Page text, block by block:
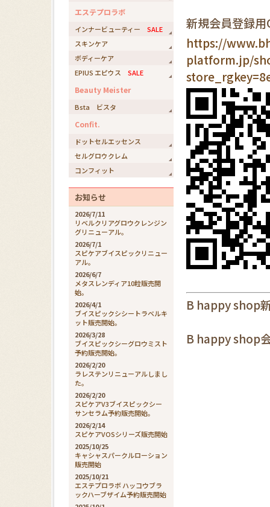
エステプロラボ
インナービューティー SALE
スキンケア
ボディーケア
EPIUS エピウス SALE
Beauty Meister
Bsta ビスタ
Confit.
ドットセルエッセンス
セルグロウクレム
コンフィット
お知らせ
2026/7/11
リベルクリアグロウクレンジン
グリニューアル。
2026/7/1
スピケアブイスピックリニュー
アル。
2026/6/7
メタスレンディア10粒販売開
始。
2026/4/1
ブイスピックシシートラベルキ
ット販売開始。
2026/3/28
ブイスピックシーグロウミスト
予約販売開始。
2026/2/20
ラレステンリニューアルしまし
た。
2026/2/20
スピケアV3ブイスピックシー
サンセラム予約販売開始。
2026/2/14
スピケアVOSシリーズ販売開始
2025/10/25
キャシャスパークルローション
販売開始
2025/10/21
エステプロラボ ハッコウブラ
ックハーブザイム予約販売開始
新規会員登録用
https://
platform.jp/
B happy shop
B happy shop